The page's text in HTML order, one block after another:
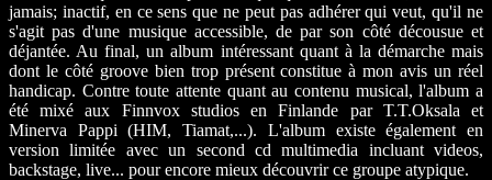
jamais; inactif, en ce sens que ne peut pas adhérer qui veut, qu'il ne
s'agit pas d'une musique accessible, de par son côté décousue et
déjantée. Au final, un album intéressant quant à la démarche mais
dont le côté groove bien trop présent constitue à mon avis un réel
handicap. Contre toute attente quant au contenu musical, l'album a
été mixé aux Finnvox studios en Finlande par T.T.Oksala et
Minerva Pappi (HIM, Tiamat,...). L'album existe également en
version limitée avec un second cd multimedia incluant videos,
backstage, live... pour encore mieux découvrir ce groupe atypique.